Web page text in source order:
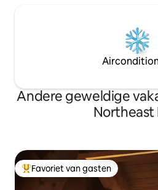
Andere geweldige
Northeast
Topfavoriet van gasten
Favoriet van gasten